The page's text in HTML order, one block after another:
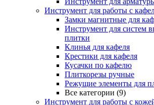
Инструмент для работы с
Замки магнитные для
Инструмент для систем
плитки
Клинья для кафеля
Крестики для кафеля
Кусачки по кафелю
Плиткорезы ручные
Режущие элементы для
Все категории (9)
Инструмент для работы с